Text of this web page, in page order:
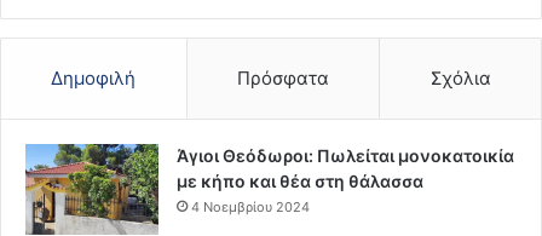
Δημοφιλή Πρόσφατα Σχόλια
Άγιοι Θεόδωροι: Πωλείται μονοκατοικία
με κήπο και θέα στη θάλασσα
4 Νοεμβρίου 2024